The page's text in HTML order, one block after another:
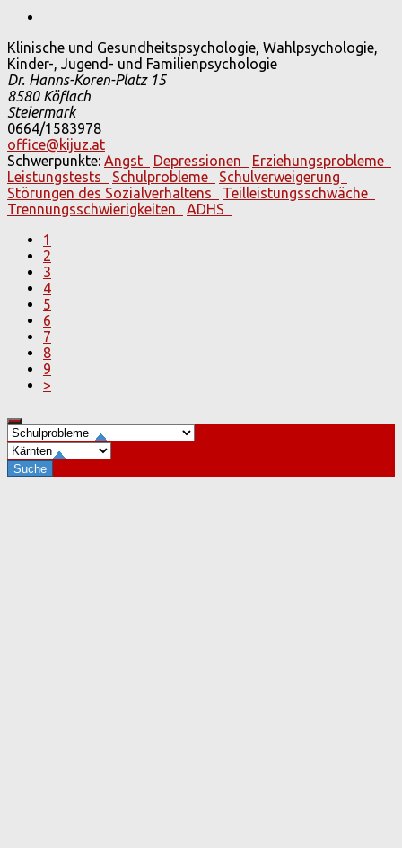
Klinische und Gesundheitspsychologie, Wahlpsychologie,
Kinder-, Jugend- und Familienpsychologie
Dr. Hanns-Koren-Platz 15
8580Köflach
Steiermark
0664/1583978
office@kijuz.at
Schwerpunkte: Angst Depressionen
Erziehungsprobleme
Leistungstests
Schulprobleme
Schulverweigerung
Störungen des Sozialverhaltens
Teilleistungsschwäche
Trennungsschwierigkeiten
ADHS
1
2
3
4
5
6
7
8
9
>